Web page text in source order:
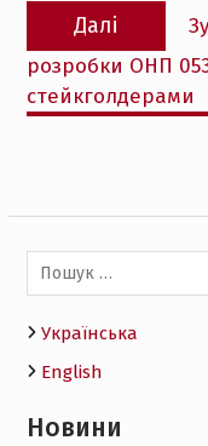
Далі
розробки ОНП 053
стейкголдерами
Пошук:
Українська
English
Новини